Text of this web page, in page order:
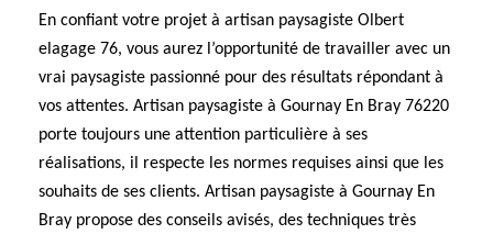
En confiant votre projet à artisan paysagiste Olbert
elagage 76, vous aurez l’opportunité de travailler avec un
vrai paysagiste passionné pour des résultats répondant à
vos attentes. Artisan paysagiste à Gournay En Bray 76220
porte toujours une attention particulière à ses
réalisations, il respecte les normes requises ainsi que les
souhaits de ses clients. Artisan paysagiste à Gournay En
Bray propose des conseils avisés, des techniques très